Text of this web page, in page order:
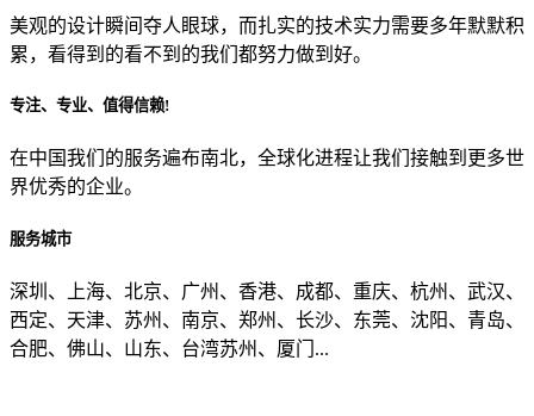
目前主要的营销渠道是？
美观的设计瞬间夺人眼球，而扎实的技术实力需要多年默默积
累，看得到的看不到的我们都努力做到好。
专注、专业、值得信赖!
在中国我们的服务遍布南北，全球化进程让我们接触到更多世
界优秀的企业。
服务城市
深圳、上海、北京、广州、香港、成都、重庆、杭州、武汉、
西定、天津、苏州、南京、郑州、长沙、东莞、沈阳、青岛、
合肥、佛山、山东、台湾苏州、厦门...